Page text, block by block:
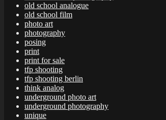
old school analogue
old school film
photo art
photography
posing
print
print for sale
tfp shooting
tfp shooting berlin
think analog
underground photo art
underground photography
unique